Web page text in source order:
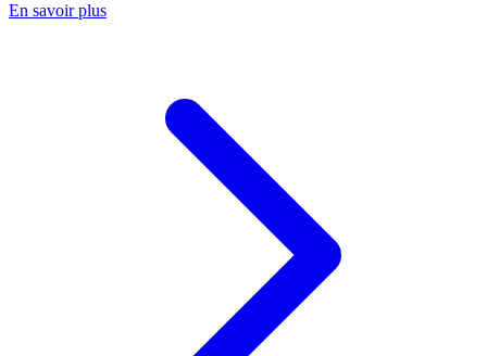
En savoir plus